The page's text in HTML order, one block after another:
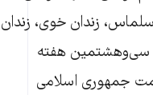
سلماس، زندان خوی، زندان
سی‌وهشتمین هفته
جمهوری اسلامی